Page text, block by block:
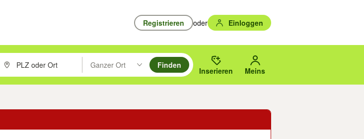
Registrieren oder Einloggen
mit den Pfeiltasten nach oben/unten durchsuchen und mit Eingabetaste auswählen.
PLZ oder Ort eingeben. Eingabetaste drücken um zu suchen, oder Vorschläge mit den Pfeiltasten nach oben/
Ganzer Ort
Suche im Umkreis des gewählten Orts oder PLZ.
Finden
Inserieren Meins